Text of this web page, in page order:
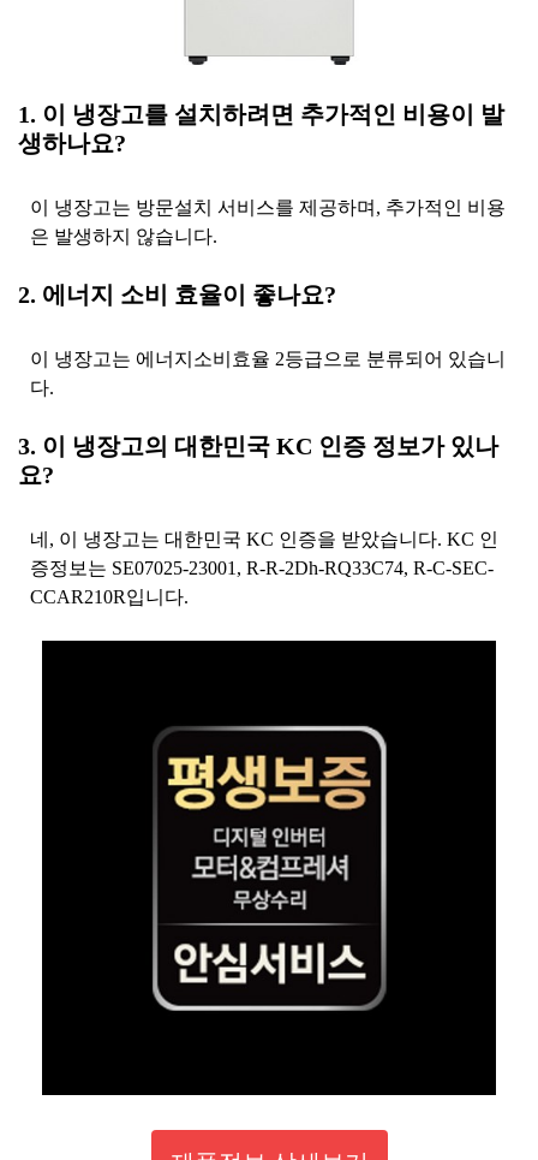
1. 이 냉장고를 설치하려면 추가적인 비용이 발
생하나요?
이 냉장고는 방문설치 서비스를 제공하며, 추가적인 비용
은 발생하지 않습니다.
2. 에너지 소비 효율이 좋나요?
이 냉장고는 에너지소비효율 2등급으로 분류되어 있습니
다.
3. 이 냉장고의 대한민국 KC 인증 정보가 있나
요?
네, 이 냉장고는 대한민국 KC 인증을 받았습니다. KC 인
증정보는 SE07025-23001, R-R-2Dh-RQ33C74, R-C-SEC-
CCAR210R입니다.